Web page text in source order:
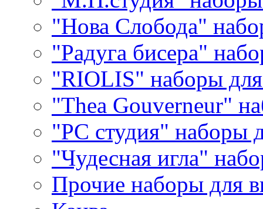
"Нова Слобода"
"Радуга бисера"
"RIOLIS" наборы
"Thea Gouverneur"
"РС студия" наборы
"Чудесная игла"
Прочие наборы для